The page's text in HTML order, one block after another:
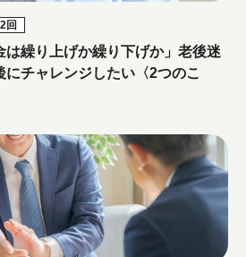
回
は繰り上げか繰り下げか」老後迷
チャレンジしたい〈2つのこ